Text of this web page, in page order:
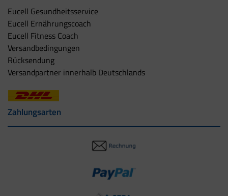
Eucell Gesundheitsservice
Eucell Ernährungscoach
Eucell Fitness Coach
Versandbedingungen
Rücksendung
Versandpartner innerhalb Deutschlands
Zahlungsarten